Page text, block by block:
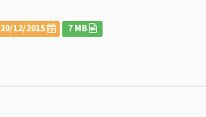
20/12/2015 7 MB